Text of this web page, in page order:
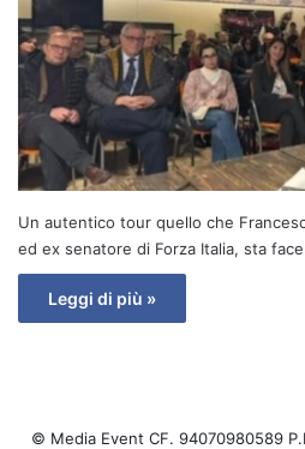
Un autentico tour quello che
ed ex senatore di Forza Italia, sta
Leggi di più »
© Media Event CF. 94070980589